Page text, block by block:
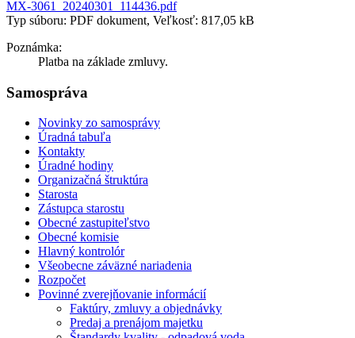
MX-3061_20240301_114436.pdf
Typ súboru: PDF dokument, Veľkosť: 817,05 kB
Poznámka:
Platba na základe zmluvy.
Samospráva
Novinky zo samosprávy
Úradná tabuľa
Kontakty
Úradné hodiny
Organizačná štruktúra
Starosta
Zástupca starostu
Obecné zastupiteľstvo
Obecné komisie
Hlavný kontrolór
Všeobecne záväzné nariadenia
Rozpočet
Povinné zverejňovanie informácií
Faktúry, zmluvy a objednávky
Predaj a prenájom majetku